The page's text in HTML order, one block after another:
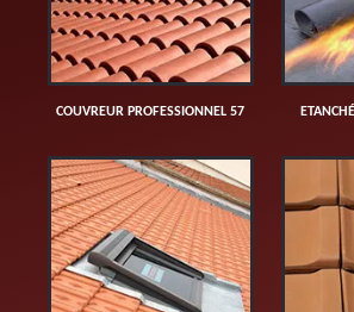
COUVREUR PROFESSIONNEL 57